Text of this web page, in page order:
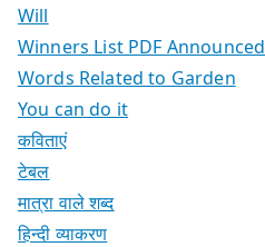
Will
Winners List PDF Announced
Words Related to Garden
You can do it
कविताएं
टेबल
मात्रा वाले शब्द
हिन्दी व्याकरण